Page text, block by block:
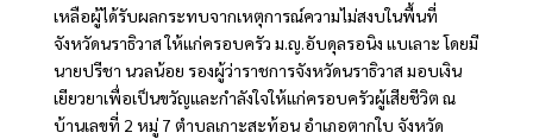
เหลือผู้ได้รับผลกระทบจากเหตุการณ์ความไม่สงบในพื้นที่
จังหวัดนราธิวาส ให้แก่ครอบครัว ม.ญ.อับดุลรอนิง แบเลาะ โดยมี
นายปรีชา นวลน้อย รองผู้ว่าราชการจังหวัดนราธิวาส มอบเงิน
เยียวยาเพื่อเป็นขวัญและกำลังใจให้แก่ครอบครัวผู้เสียชีวิต ณ
บ้านเลขที่ 2 หมู่ 7 ตำบลเกาะสะท้อน อำเภอตากใบ จังหวัด